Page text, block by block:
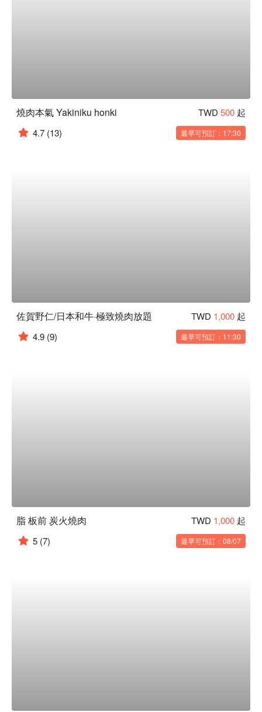
燒肉本氣 Yakiniku honki TWD 500 起
4.7 (13) 最早可預訂：17:30
佐賀野仁/日本和牛·極致燒肉放題 TWD 1,000 起
4.9 (9) 最早可預訂：11:30
脂 板前 炭火燒肉 TWD 1,000 起
5 (7) 最早可預訂：08/07